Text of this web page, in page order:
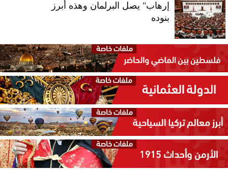
إرهاب" يصل البرلمان وهذه أبرز
بنوده